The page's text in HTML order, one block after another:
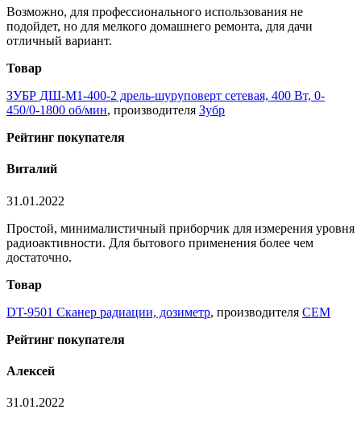
Возможно, для профессионального использования не
подойдет, но для мелкого домашнего ремонта, для дачи
отличный вариант.
Товар
ЗУБР ДШ-М1-400-2 дрель-шуруповерт сетевая, 400 Вт, 0-
450/0-1800 об/мин, производителя Зубр
Рейтинг покупателя
Виталий
31.01.2022
Простой, минималистичный приборчик для измерения уровня
радиоактивности. Для бытового применения более чем
достаточно.
Товар
DT-9501 Сканер радиации, дозиметр, производителя CEM
Рейтинг покупателя
Алексей
31.01.2022